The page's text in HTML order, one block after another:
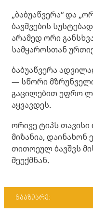
„ბაბუაწვერა“ და
ბავშვების
არამედ ორი
სამყაროსთან
ბაბუაწვერა
— სწორი
გაცილებით უფრო
აყვავდეს.
ორივე ტიპს თავისი
მიზანია, დაინახონ
თითოეულ ბავშვს
შეუქმნან.
გააზიარე: